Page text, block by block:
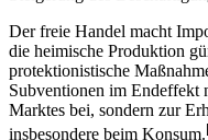
Der freie Handel macht
die heimische Produktion
protektionistische
Subventionen im Endeffekt
Marktes bei, sondern zur